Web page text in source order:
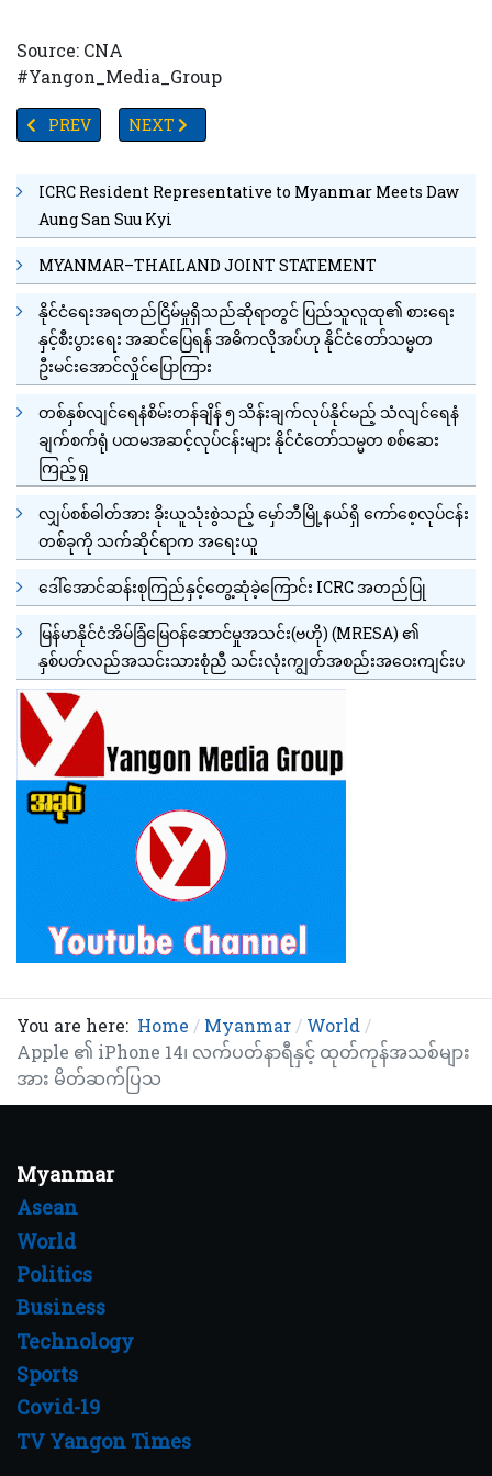
Source: CNA
#Yangon_Media_Group
PREVIOUS ARTICLE: ဓာတ်ဆီ ဒီဇယ်ဆီအနံ့ အခိုးအငွေ့များသည် အမ
PREV NEXT ARTICLE: ဦးနှောက်ကျန်းမာသန်စွမ်းစေရန် အရ
NEXT
ICRC Resident Representative to Myanmar Meets Daw
Aung San Suu Kyi
MYANMAR–THAILAND JOINT STATEMENT
နိုင်ငံရေးအရတည်ငြိမ်မှုရှိသည်ဆိုရာတွင် ပြည်သူလူထု၏ စားရေး
နှင့်စီးပွားရေး အဆင်ပြေရန် အဓိကလိုအပ်ဟု နိုင်ငံတော်သမ္မတ
ဦးမင်းအောင်လှိုင်ပြောကြား
တစ်နှစ်လျင်ရေနံစိမ်းတန်ချိန် ၅ သိန်းချက်လုပ်နိုင်မည့် သံလျင်ရေနံ
ချက်စက်ရုံ ပထမအဆင့်လုပ်ငန်းများ နိုင်ငံတော်သမ္မတ စစ်ဆေး
ကြည့်ရှု
လျှပ်စစ်ဓါတ်အား ခိုးယူသုံးစွဲသည့် မှော်ဘီမြို့နယ်ရှိ ကော်စေ့လုပ်ငန်း
တစ်ခုကို သက်ဆိုင်ရာက အရေးယူ
ဒေါ်အောင်ဆန်းစုကြည်နှင့်တွေ့ဆုံခဲ့ကြောင်း ICRC အတည်ပြု
မြန်မာနိုင်ငံအိမ်ခြံမြေဝန်ဆောင်မှုအသင်း(ဗဟို) (MRESA) ၏
နှစ်ပတ်လည်အသင်းသားစုံညီ သင်းလုံးကျွတ်အစည်းအဝေးကျင်းပ
You are here: Home Myanmar
World
Apple ၏ iPhone 14၊ လက်ပတ်နာရီနှင့် ထုတ်ကုန်အသစ်များ
အား မိတ်ဆက်ပြသ
Myanmar
Asean
World
Politics
Business
Technology
Sports
Covid-19
TV Yangon Times